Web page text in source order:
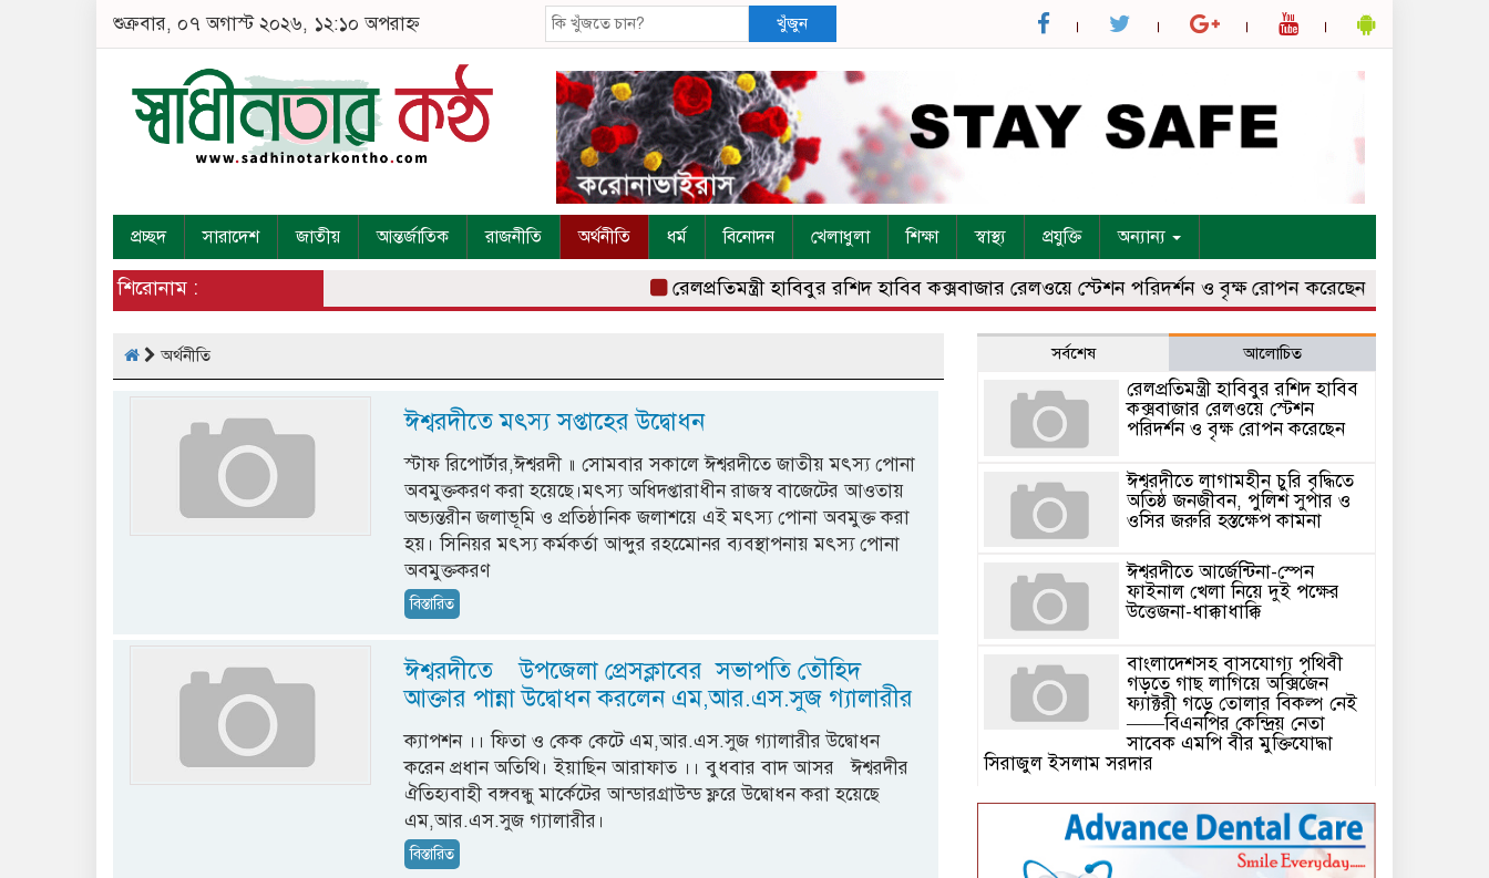
শুক্রবার, ০৭ অগাস্ট ২০২৬, ১২:১০ অপরাহ্ন খুঁজুন
প্রচ্ছদ সারাদেশ জাতীয় আন্তর্জাতিক রাজনীতি অর্থনীতি ধর্ম বিনোদন খেলাধুলা শিক্ষা স্বাস্থ্য প্রযুক্তি অন্যান্য
শিরোনাম : রেলপ্রতিমন্ত্রী হাবিবুর রশিদ হাবিব কক্সবাজার রেলওয়ে স্টেশন পরিদর্শন ও বৃক্ষ রোপন করেছেন ঈশ্বরদীতে
অর্থনীতি
ঈশ্বরদীতে মৎস্য সপ্তাহের উদ্বোধন
স্টাফ রিপোর্টার,ঈশ্বরদী ॥ সোমবার সকালে ঈশ্বরদীতে জাতীয় মৎস্য পোনা
অবমুক্তকরণ করা হয়েছে।মৎস্য অধিদপ্তারাধীন রাজস্ব বাজেটের আওতায়
অভ্যন্তরীন জলাভূমি ও প্রতিষ্ঠানিক জলাশয়ে এই মৎস্য পোনা অবমুক্ত করা
হয়। সিনিয়র মৎস্য কর্মকর্তা আব্দুর রহমেোনর ব্যবস্থাপনায় মৎস্য পোনা
অবমুক্তকরণ
বিস্তারিত
ঈশ্বরদীতে উপজেলা প্রেসক্লাবের সভাপতি তৌহিদ
আক্তার পান্না উদ্বোধন করলেন এম,আর.এস.সুজ গ্যালারীর
ক্যাপশন ।। ফিতা ও কেক কেটে এম,আর.এস.সুজ গ্যালারীর উদ্বোধন
করেন প্রধান অতিথি। ইয়াছিন আরাফাত ।। বুধবার বাদ আসর ঈশ্বরদীর
ঐতিহ্যবাহী বঙ্গবন্ধু মার্কেটের আন্ডারগ্রাউন্ড ফ্লরে উদ্বোধন করা হয়েছে
এম,আর.এস.সুজ গ্যালারীর।
বিস্তারিত
সর্বশেষ আলোচিত
রেলপ্রতিমন্ত্রী হাবিবুর রশিদ হাবিব
কক্সবাজার রেলওয়ে স্টেশন
পরিদর্শন ও বৃক্ষ রোপন করেছেন
ঈশ্বরদীতে লাগামহীন চুরি বৃদ্ধিতে
অতিষ্ঠ জনজীবন, পুলিশ সুপার ও
ওসির জরুরি হস্তক্ষেপ কামনা ​
ঈশ্বরদীতে আর্জেন্টিনা-স্পেন
ফাইনাল খেলা নিয়ে দুই পক্ষের
উত্তেজনা-ধাক্কাধাক্কি
বাংলাদেশসহ বাসযোগ্য পৃথিবী
গড়তে গাছ লাগিয়ে অক্সিজেন
ফ্যাক্টরী গড়ে তোলার বিকল্প নেই
——বিএনপির কেন্দ্রিয় নেতা
সাবেক এমপি বীর মুক্তিযোদ্ধা
সিরাজুল ইসলাম সরদার